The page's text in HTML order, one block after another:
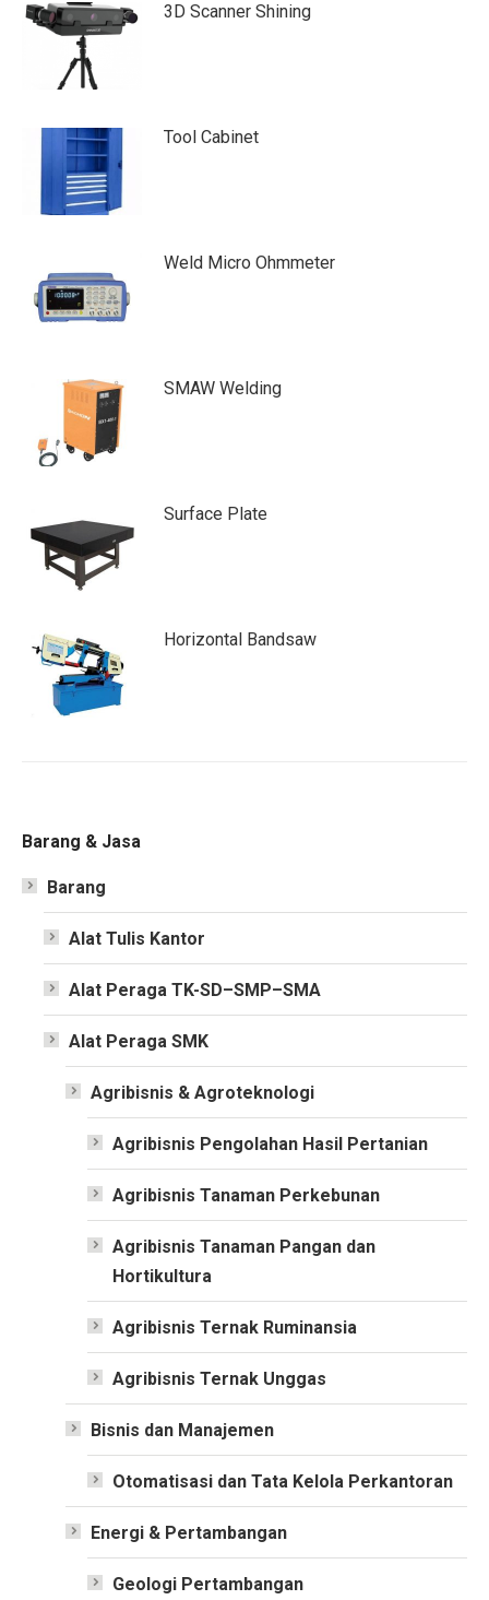
3D Scanner Shining
Tool Cabinet
Weld Micro Ohmmeter
SMAW Welding
Surface Plate
Horizontal Bandsaw
Barang & Jasa
Barang
Alat Tulis Kantor
Alat Peraga TK-SD–SMP–SMA
Alat Peraga SMK
Agribisnis & Agroteknologi
Agribisnis Pengolahan Hasil Pertanian
Agribisnis Tanaman Perkebunan
Agribisnis Tanaman Pangan dan
Hortikultura
Agribisnis Ternak Ruminansia
Agribisnis Ternak Unggas
Bisnis dan Manajemen
Otomatisasi dan Tata Kelola Perkantoran
Energi & Pertambangan
Geologi Pertambangan